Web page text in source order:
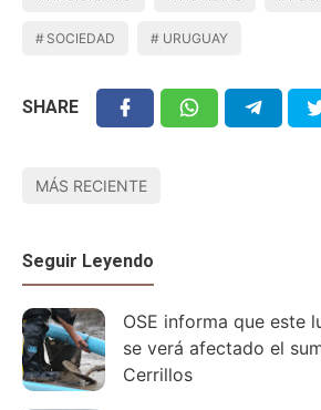
SOCIEDAD URUGUAY
SHARE
MÁS RECIENTE
Seguir Leyendo
OSE informa que este
se verá afectado el
Cerrillos